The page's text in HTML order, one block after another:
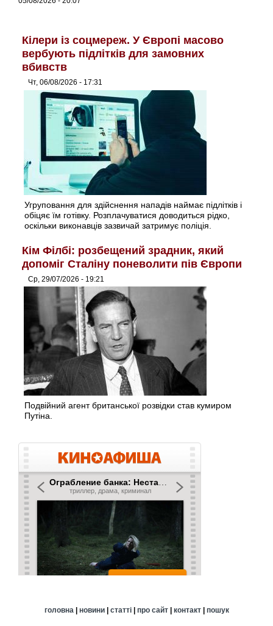
Кілери із соцмереж. У Європі масово
вербують підлітків для замовних
вбивств
Чт, 06/08/2026 - 17:31
Угруповання для здійснення нападів наймає підлітків і
обіцяє їм готівку. Розплачуватися доводиться рідко,
оскільки виконавців зазвичай затримує поліція.
Кім Філбі: розбещений зрадник, який
допоміг Сталіну поневолити пів Європи
Ср, 29/07/2026 - 19:21
Подвійний агент британської розвідки став кумиром
Путіна.
головна| новини| статті| про сайт| контакт| пошук